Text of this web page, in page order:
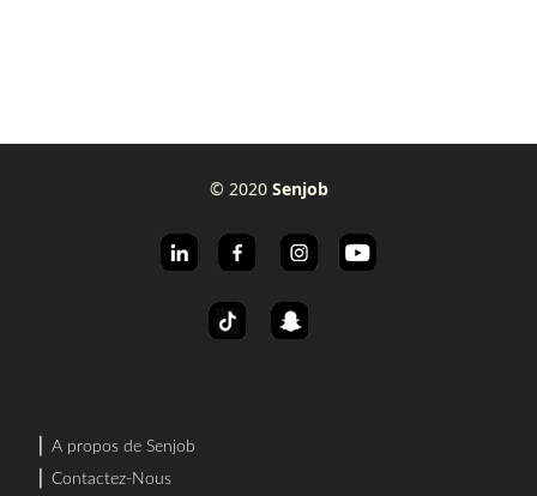
© 2020 Senjob
⎜A propos de Senjob
⎜Contactez-Nous